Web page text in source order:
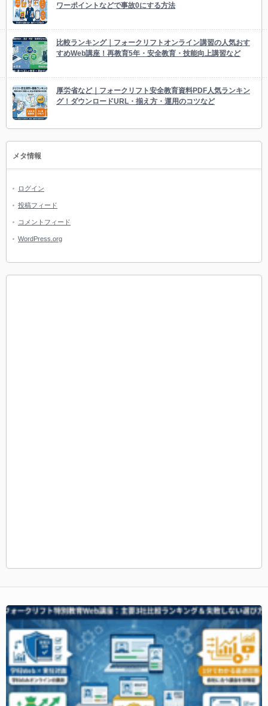
ワーポイントなどで事故0にする方法
比較ランキング｜フォークリフトオンライン講習の人気おす
すめWeb講座！再教育5年・安全教育・技能向上講習など
厚労省など｜フォークリフト安全教育資料PDF人気ランキン
グ！ダウンロードURL・揃え方・運用のコツなど
メタ情報
ログイン
投稿フィード
コメントフィード
WordPress.org